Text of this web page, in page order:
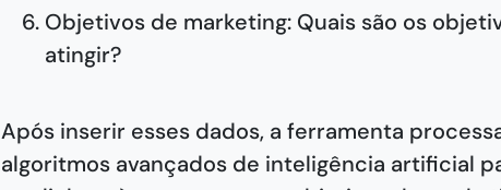
Objetivos de marketing: Quais são os
atingir?
Após inserir esses dados, a ferramenta
algoritmos avançados de inteligência artificial